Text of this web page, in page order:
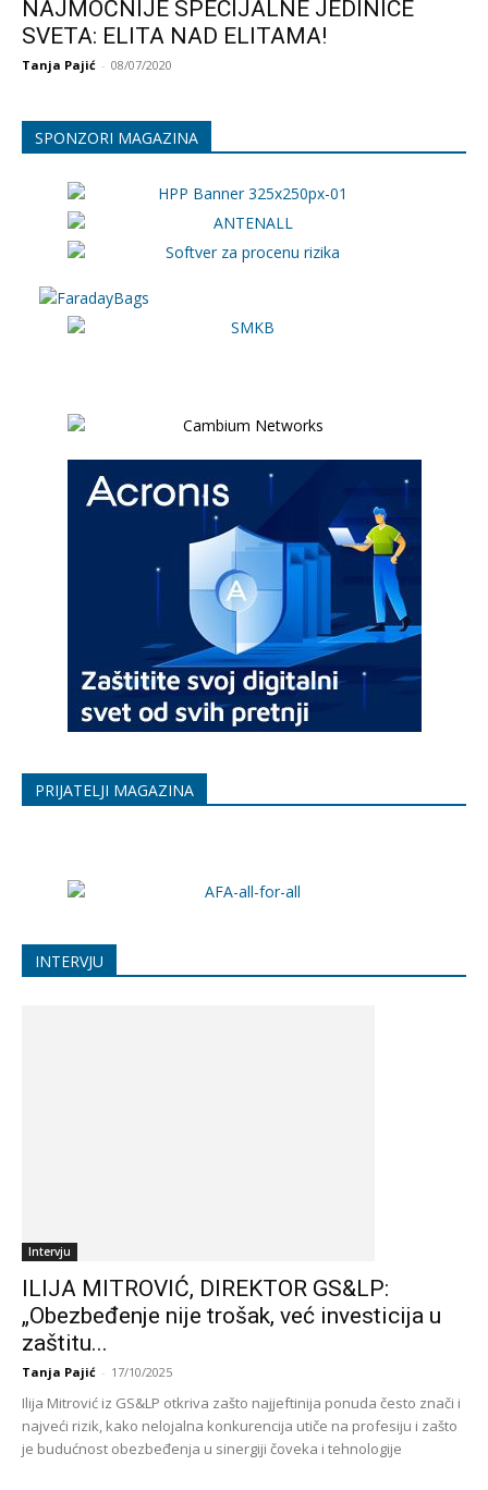
NAJMOĆNIJE SPECIJALNE JEDINICE
SVETA: ELITA NAD ELITAMA!
Tanja Pajić - 08/07/2020
SPONZORI MAGAZINA
PRIJATELJI MAGAZINA
INTERVJU
Intervju
ILIJA MITROVIĆ, DIREKTOR GS&LP:
„Obezbeđenje nije trošak, već investicija u
zaštitu...
Tanja Pajić - 17/10/2025
Ilija Mitrović iz GS&LP otkriva zašto najjeftinija ponuda često znači i
najveći rizik, kako nelojalna konkurencija utiče na profesiju i zašto
je budućnost obezbeđenja u sinergiji čoveka i tehnologije